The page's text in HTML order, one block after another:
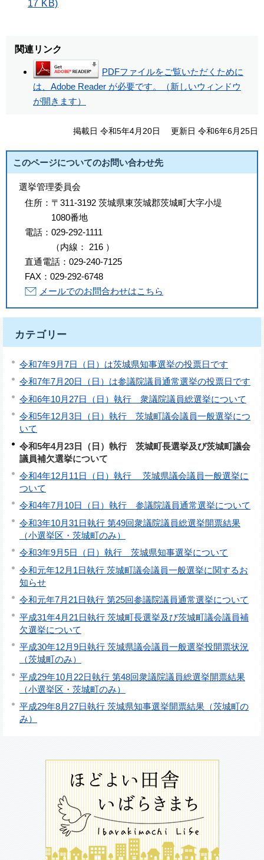
17 KB)
関連リンク
PDFファイルをご覧いただくために
は、Adobe Reader が必要です。（新しいウィンドウ
が開きます）
掲載日 令和5年4月20日 更新日 令和6年6月25日
このページについてのお問い合わせ先
選挙管理委員会
住所： 〒311-3192 茨城県東茨城郡茨城町大字小堤
1080番地
電話： 029-292-1111
（内線 ： 216 ）
直通電話： 029-240-7125
FAX： 029-292-6748
メールでのお問合わせはこちら
カテゴリー
令和7年9月7日（日）は茨城県知事選挙の投票日です
令和7年7月20日（日）は参議院議員通常選挙の投票日です
令和6年10月27日（日）執行 衆議院議員総選挙について
令和5年12月3日（日）執行 茨城町議会議員一般選挙につ
いて
令和5年4月23日（日）執行 茨城町長選挙及び茨城町議会
議員補欠選挙について
令和4年12月11日（日）執行 茨城県議会議員一般選挙に
ついて
令和4年7月10日（日）執行 参議院議員通常選挙について
令和3年10月31日執行 第49回衆議院議員総選挙開票結果
（小選挙区・茨城町のみ）
令和3年9月5日（日）執行 茨城県知事選挙について
令和元年12月1日執行 茨城町議会議員一般選挙に関するお
知らせ
令和元年7月21日執行 第25回参議院議員通常選挙について
平成31年4月21日執行 茨城町長選挙及び茨城町議会議員補
欠選挙について
平成30年12月9日執行 茨城県議会議員一般選挙投開票状況
（茨城町のみ）
平成29年10月22日執行 第48回衆議院議員総選挙開票結果
（小選挙区・茨城町のみ）
平成29年8月27日執行 茨城県知事選挙開票結果（茨城町の
み）